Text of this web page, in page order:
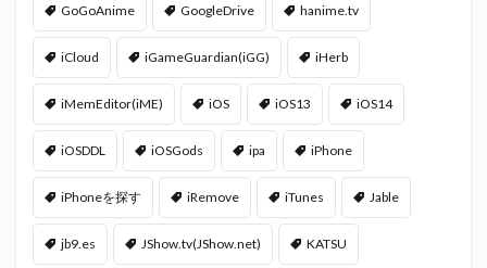
GoGoAnime GoogleDrive hanime.tv
iCloud iGameGuardian(iGG) iHerb
iMemEditor(iME) iOS iOS13 iOS14
iOSDDL iOSGods ipa iPhone
iPhoneを探す iRemove iTunes Jable
jb9.es JShow.tv(JShow.net) KATSU